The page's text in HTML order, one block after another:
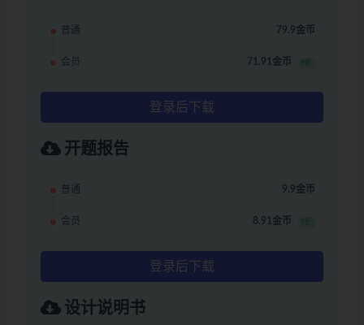
普通 79.9金币
会员 71.91金币 9折
登录后下载
开题报告
普通 9.9金币
会员 8.91金币 9折
登录后下载
设计说明书